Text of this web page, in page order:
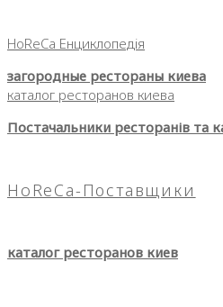
HoReCa Енциклопедія
загородные рестораны киева
каталог ресторанов киева
Постачальники ресторанів та
HoReCa-Поставщики
каталог ресторанов киев